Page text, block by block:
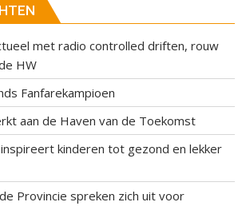
met radio controlled driften, rouw
HW
Fanfarekampioen
aan de Haven van de Toekomst
kinderen tot gezond en lekker
Provincie spreken zich uit voor